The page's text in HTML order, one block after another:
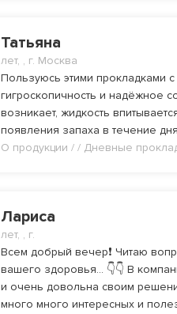
Татьяна
лет, , г. Москва
Пользуюсь этими прокладками
гигроскопичность и надёжное
возникает, жидкость
появления запаха в течение
О продукции / / Дневные
Лариса
лет, , г.
Всем добрый вечер❗ Читаю
вашего здоровья... 👇👇 В
и очень довольна своим
много много интересных и